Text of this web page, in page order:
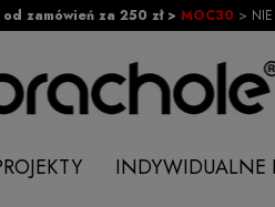
zamówień za 250 zł > MOC30 > NIE
INDYWIDUALNE